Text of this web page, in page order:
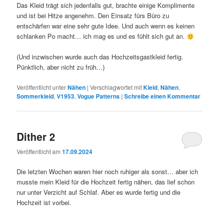
Das Kleid trägt sich jedenfalls gut, brachte einige Komplimente
und ist bei Hitze angenehm. Den Einsatz fürs Büro zu
entschärfen war eine sehr gute Idee. Und auch wenn es keinen
schlanken Po macht… ich mag es und es fühlt sich gut an.
(Und inzwischen wurde auch das Hochzeitsgastkleid fertig.
Pünktlich, aber nicht zu früh…)
Veröffentlicht unterNähen |Verschlagwortet mitKleid,Nähen,
Sommerkleid,V1953,Vogue Patterns |Schreibe einen Kommentar
Dither 2
Veröffentlicht am17.09.2024
Die letzten Wochen waren hier noch ruhiger als sonst… aber ich
musste mein Kleid für die Hochzeit fertig nähen, das lief schon
nur unter Verzicht auf Schlaf. Aber es wurde fertig und die
Hochzeit ist vorbei.